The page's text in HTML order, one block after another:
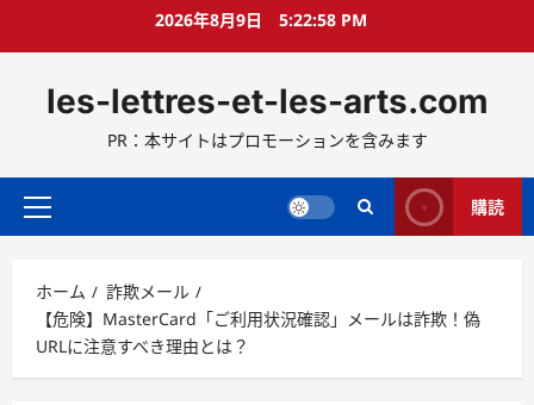
ス
ッ
2026年8月9日 5:23:00 PM
les-lettres-et-les-arts.com
PR：本サイトはプロモーションを含みます
メ
メ
ニ
ュ
ー
購読
ホーム
詐欺メール
【危険】MasterCard「ご利用状況確認」メールは詐欺！偽
URLに注意すべき理由とは？